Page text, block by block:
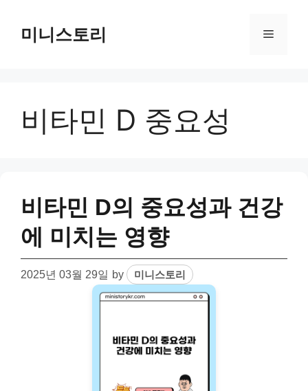
content미니스토리 Menu
비타민 D 중요성
비타민 D의 중요성과 건강
에 미치는 영향
2025년 03월 29일 by 미니스토리